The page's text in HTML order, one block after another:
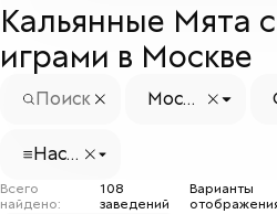
Кальянные Мята
играми в Москве
Москв
Наст
ые иг
Всего
найдено:
108
заведений
Варианты